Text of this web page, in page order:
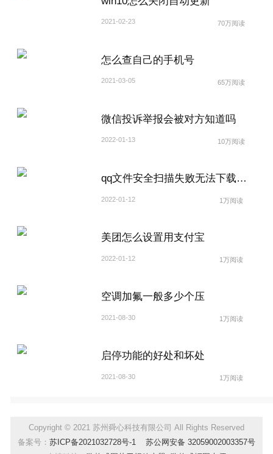
2021-02-23 70万阅读
怎么查自己的手机号
2021-03-05 65万阅读
微信投诉举报会被对方知道吗
2022-01-13 10万阅读
qq文件安全扫描失败无法下载怎么解除
2022-01-12 1万阅读
美团怎么设置用支付宝
2022-01-12 1万阅读
空调加氟一般多少个压
2021-08-30 1万阅读
启停功能的好处和坏处
2021-08-30 1万阅读
Copyright © 2021 苏州舜心科技有限公司 All Rights Reserved
备案号： 苏ICP备2021032728号-1
苏公网安备 32059002003357号